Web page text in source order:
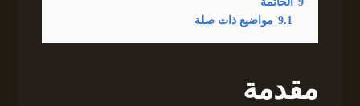
9.1 مواضيع ذات صلة
مقدمة